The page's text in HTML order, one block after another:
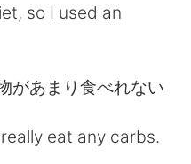
so I used an
があまり食べれない
eat any carbs.